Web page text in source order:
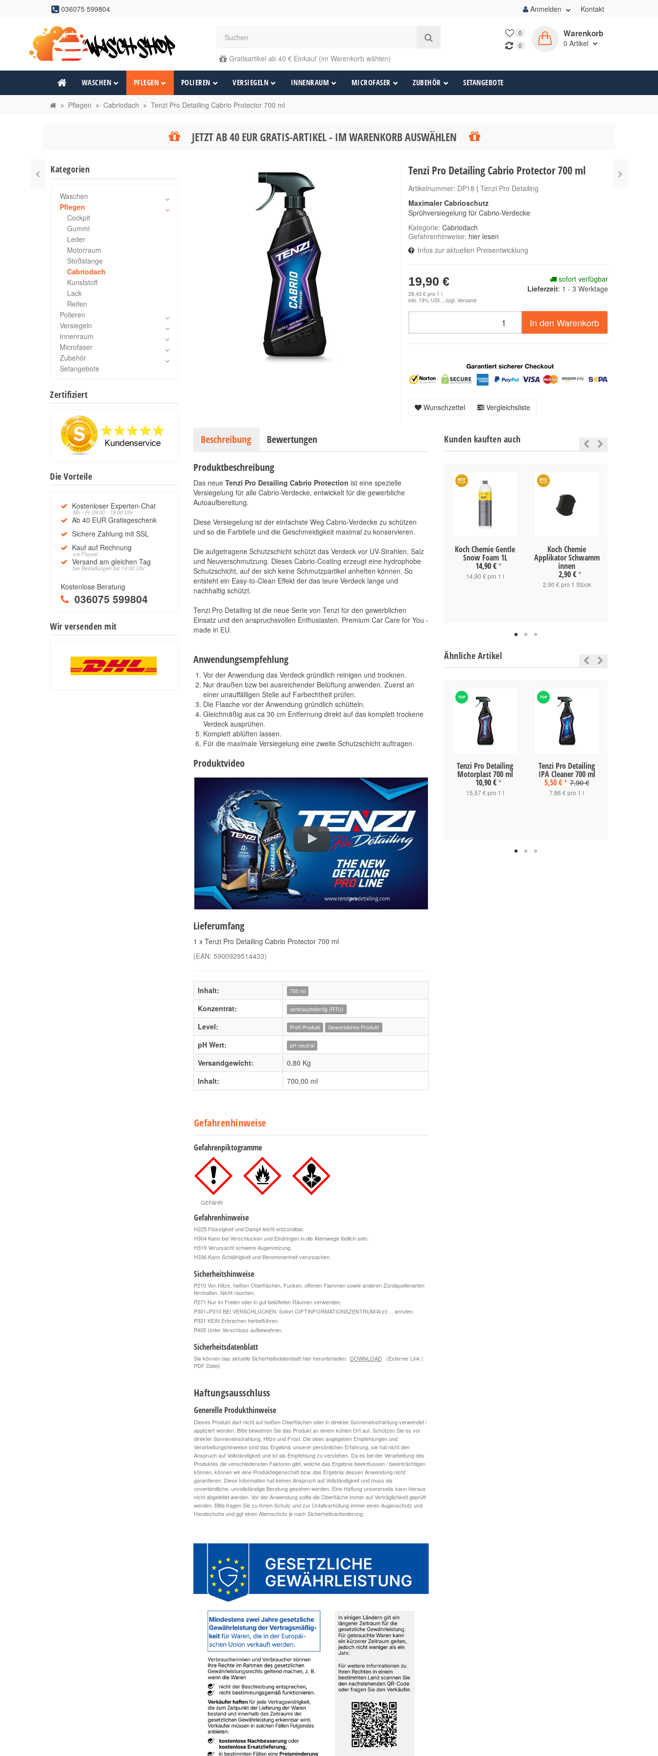
036075 599804 Anmelden Kontakt
Gratisartikel ab 40 € Einkauf (im Warenkorb wählen)
0
0
Warenkorb
0 Artikel
WASCHEN PFLEGEN POLIEREN VERSIEGELN INNENRAUM MICROFASER ZUBEHÖR SETANGEBOTE
Pflegen Cabriodach Tenzi Pro Detailing Cabrio Protector 700 ml
JETZT AB 40 EUR GRATIS-ARTIKEL - IM WARENKORB AUSWÄHLEN
Tenzi Pro Detailing Cabrio Protector 700 ml
Artikelnummer: DP18 |Tenzi Pro Detailing
Maximaler Cabrioschutz
Sprühversiegelung für Cabrio-Verdecke
Kategorie:Cabriodach
Gefahrenhinweise: hier lesen
Infos zur aktuellen Preisentwicklung
19,90 €
28,43 € pro 1 l
inkl. 19% USt. , zzgl.Versand
sofort verfügbar
Lieferzeit: 1 - 3 Werktage
In den Warenkorb
Wunschzettel Vergleichsliste
Beschreibung Bewertungen
Produktbeschreibung
Das neue Tenzi Pro Detailing Cabrio Protection ist eine spezielle
Versiegelung für alle Cabrio-Verdecke, entwickelt für die gewerbliche
Autoaufbereitung.
Diese Versiegelung ist der einfachste Weg Cabrio-Verdecke zu schützen
und so die Farbtiefe und die Geschmeidigkeit maximal zu konservieren.
Die aufgetragene Schutzschicht schützt das Verdeck vor UV-Strahlen, Salz
und Neuverschmutzung. Dieses Cabrio-Coating erzeugt eine hydrophobe
Schutzschicht, auf der sich keine Schmutzpartikel anheften können. So
entsteht ein Easy-to-Clean Effekt der das teure Verdeck lange und
nachhaltig schützt.
Tenzi Pro Detailing ist die neue Serie von Tenzi für den gewerblichen
Einsatz und den anspruchsvollen Enthusiasten. Premium Car Care for You -
made in EU.
Anwendungsempfehlung
Vor der Anwendung das Verdeck gründlich reinigen und trocknen.
Nur draußen bzw bei ausreichender Belüftung anwenden. Zuerst an
einer unauffälligen Stelle auf Farbechtheit prüfen.
Die Flasche vor der Anwendung gründlich schütteln.
Gleichmäßig aus ca 30 cm Entfernung direkt auf das komplett trockene
Verdeck ausprühen.
Komplett ablüften lassen.
Für die maximale Versiegelung eine zweite Schutzschicht auftragen.
Produktvideo
Lieferumfang
1 x Tenzi Pro Detailing Cabrio Protector 700 ml
(EAN: 5900929514433)
Inhalt: 700 ml
Konzentrat: verbrauchsfertig (RTU)
Level: Profi Produkt Gewerbliches Produkt
pH Wert: pH neutral
Versandgewicht:
0,80 Kg
Inhalt:
700,00 ml
Gefahrenhinweise
Gefahrenpiktogramme
GEFAHR
Gefahrenhinweise
H225 Flüssigkeit und Dampf leicht entzündbar.
H304 Kann bei Verschlucken und Eindringen in die Atemwege tödlich sein.
H319 Verursacht schwere Augenreizung.
H336 Kann Schläfrigkeit und Benommenheit verursachen.
Sicherheitshinweise
P210 Von Hitze, heißen Oberflächen, Funken, offenen Flammen sowie anderen Zündquellenarten
fernhalten. Nicht rauchen.
P271 Nur im Freien oder in gut belüfteten Räumen verwenden.
P301+P310 BEI VERSCHLUCKEN: Sofort GIFTINFORMATIONSZENTRUM/Arzt/… anrufen.
P331 KEIN Erbrechen herbeiführen.
P405 Unter Verschluss aufbewahren.
Sicherheitsdatenblatt
Sie können das aktuelle Sicherheitsdatenblatt hier herunterladen: DOWNLOAD
(Externer Link |
PDF Datei)
Haftungsausschluss
Generelle Produkthinweise
Dieses Produkt darf nicht auf heißen Oberflächen oder in direkter Sonneneinstrahlung verwendet /
appliziert werden. Bitte bewahren Sie das Produkt an einem kühlen Ort auf. Schützen Sie es vor
direkter Sonneneinstrahlung, Hitze und Frost. Die oben angegeben Empfehlungen und
Verarbeitungshinweise sind das Ergebnis unserer persönlichen Erfahrung, sie hat nicht den
Anspruch auf Vollständigkeit und ist als Empfehlung zu verstehen. Da es bei der Verarbeitung des
Produktes die verschiedensten Faktoren gibt, welche das Ergebnis beeinflussen / beeinträchtigen
können, können wir eine Produkteigenschaft bzw. das Ergebnis dessen Anwendung nicht
garantieren. Diese Information hat keinen Anspruch auf Vollständigkeit und muss als
unverbindliche, unvollständige Beratung gesehen werden. Eine Haftung unsererseits kann hieraus
nicht abgeleitet werden. Vor der Anwendung sollte die Oberfläche immer auf Verträglichkeit geprüft
werden. Bitte tragen Sie zu Ihrem Schutz und zur Unfallverhütung immer einen Augenschutz und
Handschuhe und ggf einen Atemschutz je nach Sicherheitsanforderung.
Kunden kauften auch
Koch Chemie
Applikator Schwamm
außen
3,90 € *
Koch Chemie Glas Star
GLA 1L
7,90 €
790,16 € pro 100 ml
Koch Chemie Gentle
Snow Foam 1L
14,90 € *
14,90 € pro 1 l
Koch Chemie
Applikator Schwamm
innen
2,90 € *
2,90 € pro 1 Stück
Ähnliche Artikel
18,90 € 14,90 € *
21,29 € pro 1 l
Tenzi Pro Detailing
Motorplast 700 ml
10,90 € *
15,57 € pro 1 l
Tenzi Pro Detailing
IPA Cleaner 700 ml
5,50 € * 7,90 €
7,86 € pro 1 l
Kategorien
Waschen
Pflegen
Cockpit
Gummi
Leder
Motorraum
Stoßstange
Cabriodach
Kunststoff
Lack
Reifen
Polieren
Versiegeln
Innenraum
Microfaser
Zubehör
Setangebote
Zertifiziert
Die Vorteile
Kostenloser Experten-Chat
Mo - Fr 09:00 - 18:00 Uhr
Ab 40 EUR Gratisgeschenk
Sichere Zahlung mit SSL
Kauf auf Rechnung
via Paypal
Versand am gleichen Tag
bei Bestellungen bis 14:00 Uhr
Kostenlose Beratung
036075 599804
Wir versenden mit